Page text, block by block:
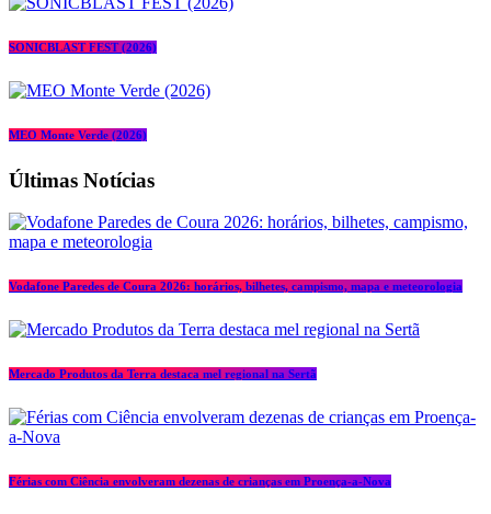
SONICBLAST FEST (2026)
MEO Monte Verde (2026)
Últimas Notícias
Vodafone Paredes de Coura 2026: horários, bilhetes, campismo, mapa e meteorologia
Mercado Produtos da Terra destaca mel regional na Sertã
Férias com Ciência envolveram dezenas de crianças em Proença-a-Nova